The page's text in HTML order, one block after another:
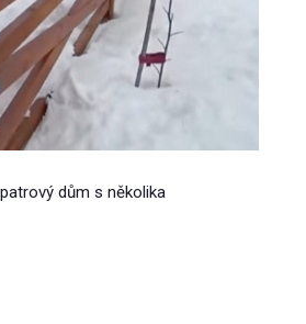
dům s několika